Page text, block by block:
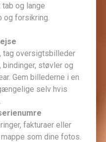
og lange
forsikring.
tag oversigtsbilleder
støvler og
Gem billederne i en
selv hvis
fakturaer eller
som dine fotos.